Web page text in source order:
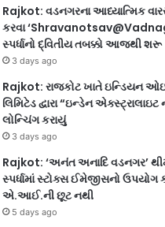
Rajkot: વડનગરના આધ્યાત્મિક
કરવા
સ્પર્ધાનો દ્વિતીય તબક્કો આજથી શરૂ
3 days ago
Rajkot: રાજકોટ ખાતે ઇન્ડિયન
લિમિટેડ દ્વારા “ઇન્ડેન
લોન્ચિંગ કરાયું
3 days ago
Rajkot: ‘અનંત અનાદિ વડનગર’
સ્પર્ધામાં સ્ટોક્સ ઈમેજીસનો ઉપયોગ
એ.આઈ.ની છૂટ નથી
5 days ago